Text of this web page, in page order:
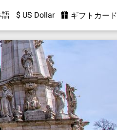
語 $ US Dollar ギフトカード